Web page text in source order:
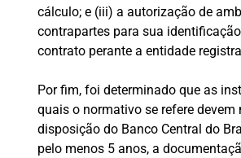
cálculo; e (iii) a autorização de
contrapartes para sua
contrato perante a entidade
Por fim, foi determinado que as
quais o normativo se refere devem
disposição do Banco Central do
pelo menos 5 anos, a